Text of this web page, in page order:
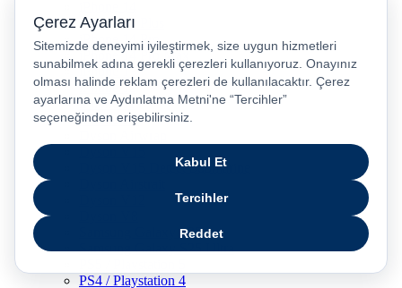
iPhone 14 Plus
iPhone 14 Pro
iPhone 14 Pro Max
iPhone 13
iPhone 12
iPhone 11
iPhone SE
Dyson V15 Detect Submarine
Samsung Galaxy S25
Samsung Galaxy S25 Ultra
PS4 / Playstation 4